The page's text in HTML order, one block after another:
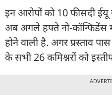
इन आरोपों को 10 फीसदी ईयू
अब अगले हफ्ते नो-कॉन्फिडेंस
होने वाली है. अगर प्रस्ताव
के सभी 26 कमिश्नरों को